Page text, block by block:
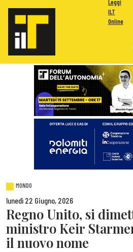
Leggi
ILT
Online
MONDO
lunedì 22 Giugno, 2026
Regno Unito, si
ministro Keir
il nuovo nome